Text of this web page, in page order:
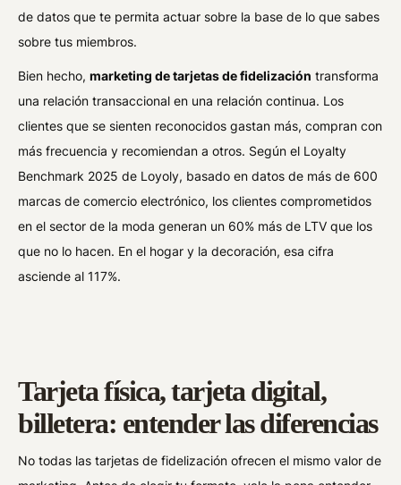
de datos que te permita actuar sobre la base de lo que sabes
sobre tus miembros.
Bien hecho,marketing de tarjetas de fidelización transforma
una relación transaccional en una relación continua. Los
clientes que se sienten reconocidos gastan más, compran con
más frecuencia y recomiendan a otros. Según el Loyalty
Benchmark 2025 de Loyoly, basado en datos de más de 600
marcas de comercio electrónico, los clientes comprometidos
en el sector de la moda generan un 60% más de LTV que los
que no lo hacen. En el hogar y la decoración, esa cifra
asciende al 117%.
Tarjeta física, tarjeta digital,
billetera: entender las diferencias
No todas las tarjetas de fidelización ofrecen el mismo valor de